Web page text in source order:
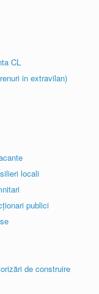
CL
in extravilan)
locali
publici
de construire